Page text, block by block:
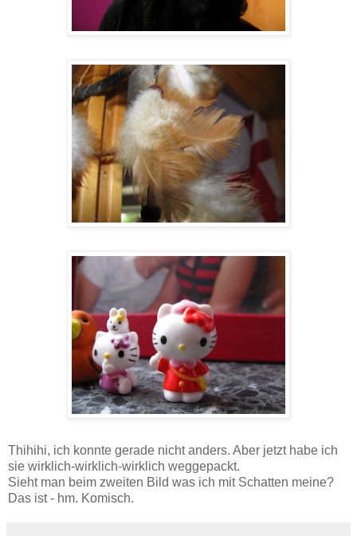
Thihihi, ich konnte gerade nicht anders. Aber jetzt habe ich
sie wirklich-wirklich-wirklich weggepackt.
Sieht man beim zweiten Bild was ich mit Schatten meine?
Das ist - hm. Komisch.